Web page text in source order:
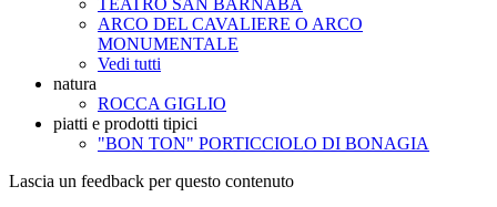
ARCO DEL CAVALIERE O ARCO
MONUMENTALE
Vedi tutti
natura
ROCCA GIGLIO
piatti e prodotti tipici
"BON TON" PORTICCIOLO DI BONAGIA
Lascia un feedback per questo contenuto